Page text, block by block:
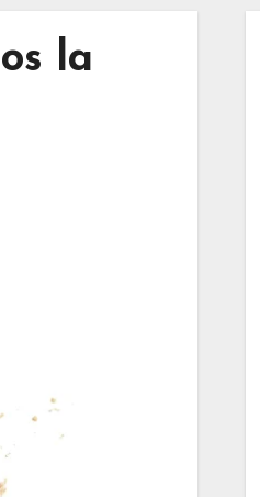
la